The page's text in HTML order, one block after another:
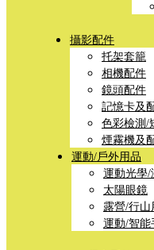
攝影配件
托架套籠
相機配件
鏡頭配件
記憶卡及
色彩檢測/
煙霧機及
運動/戶外用品
運動光學/
太陽眼鏡
露營/行山
運動/智能